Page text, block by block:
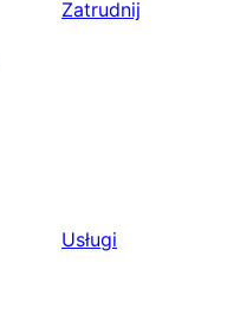
Zatrudnij
Usługi